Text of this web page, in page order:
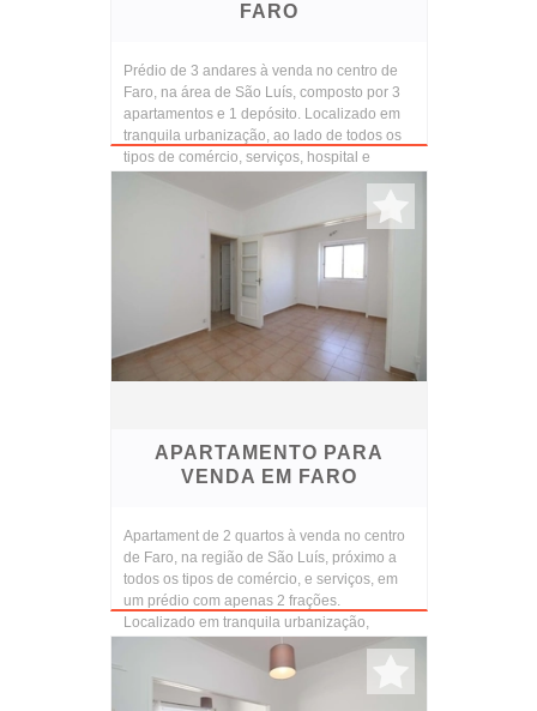
FARO
Prédio de 3 andares à venda no centro de
Faro, na área de São Luís, composto por 3
apartamentos e 1 depósito. Localizado em
tranquila urbanização, ao lado de todos os
tipos de comércio, serviços, hospital e
APARTAMENTO PARA
VENDA EM FARO
Apartament de 2 quartos à venda no centro
de Faro, na região de São Luís, próximo a
todos os tipos de comércio, e serviços, em
um prédio com apenas 2 frações.
Localizado em tranquila urbanização,
próximo a todos os ...